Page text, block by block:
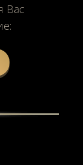
Вас